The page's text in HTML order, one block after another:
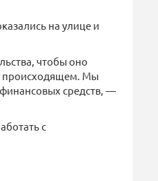
на улице и
чтобы оно
происходящем. Мы
средств, —
с